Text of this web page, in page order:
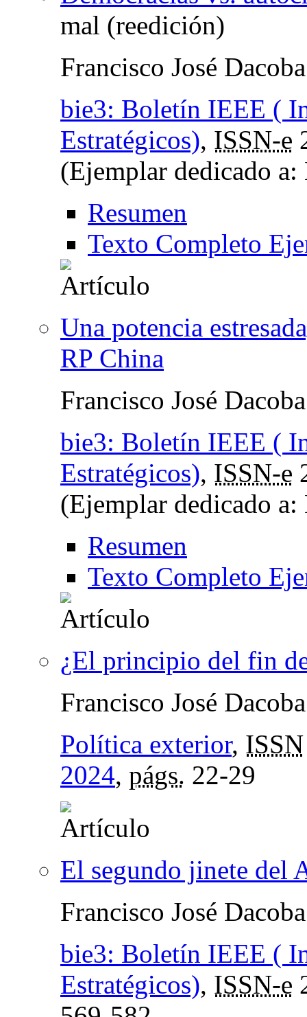
mal (reedición)
Francisco José
bie3: Boletín IEEE (
Estratégicos), ISSN-e
(Ejemplar dedicado
Resumen
Texto Completo
Una potencia
RP China
Francisco José
bie3: Boletín IEEE (
Estratégicos), ISSN-e
(Ejemplar dedicado
Resumen
Texto Completo
¿El principio del fin
Francisco José
Política exterior, ISSN
2024, págs. 22-29
El segundo jinete del
Francisco José
bie3: Boletín IEEE (
Estratégicos), ISSN-e